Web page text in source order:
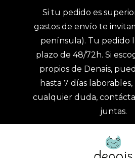
Si tu pedido es
gastos de envío te
península). Tu pedido
plazo de 48/72h. Si
propios de Denais,
hasta 7 días
cualquier duda,
juntas.